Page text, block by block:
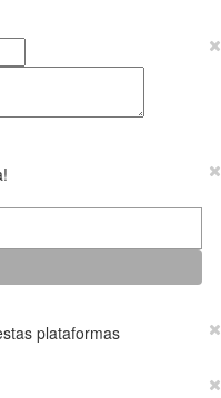
plataformas